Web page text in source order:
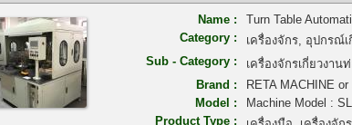
Name :
Turn Table
Category :
เครื่องจักร, อุปกรณ์
Sub - Category :
เครื่องจักรเกี่ยวงา
Brand :
RETA MACHINE or
Model :
Machine Model :
Product Type :